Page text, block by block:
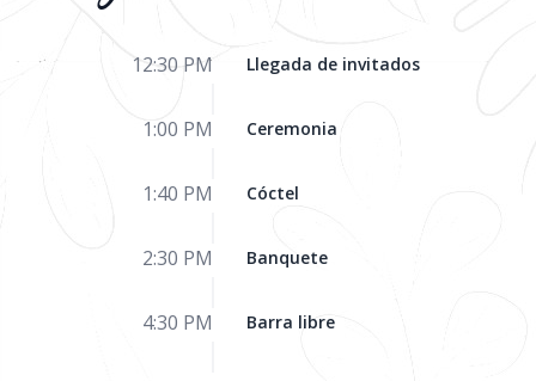
12:30 PM Llegada de invitados
1:00 PM Ceremonia
1:40 PM Cóctel
2:30 PM Banquete
4:30 PM Barra libre